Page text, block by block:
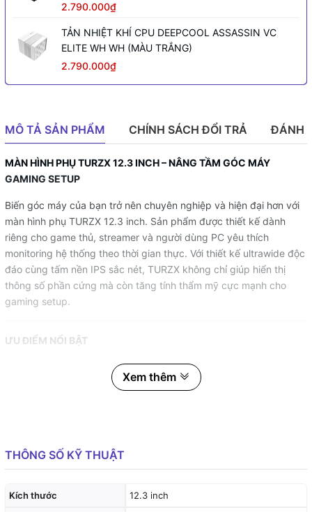
2.790.000₫
TẢN NHIỆT KHÍ CPU DEEPCOOL ASSASSIN VC
ELITE WH WH (MÀU TRẮNG)
2.790.000₫
MÔ TẢ SẢN PHẨM CHÍNH SÁCH ĐỔI TRẢ ĐÁNH
MÀN HÌNH PHỤ TURZX 12.3 INCH – NÂNG TẦM GÓC MÁY
GAMING SETUP
Biến góc máy của bạn trở nên chuyên nghiệp và hiện đại hơn với
màn hình phụ TURZX 12.3 inch. Sản phẩm được thiết kế dành
riêng cho game thủ, streamer và người dùng PC yêu thích
monitoring hệ thống theo thời gian thực. Với thiết kế ultrawide độc
đáo cùng tấm nền IPS sắc nét, TURZX không chỉ giúp hiển thị
thông số phần cứng mà còn tăng tính thẩm mỹ cực mạnh cho
gaming setup.
ƯU ĐIỂM NỔI BẬT
Thiết kế màn hình dài 12.3 inch cực đẹp cho case PC
Hiển thị thông số CPU, GPU, RAM, nhiệt độ realtime
Tương thích nhiều phong cách setup gaming & workstation
Có thể đặt bàn hoặc gắn trong case máy tính
Hỗ trợ hiển thị đồng hồ, animation, monitoring chuyên
Xem thêm
THÔNG SỐ KỸ THUẬT
Kích thước 12.3 inch